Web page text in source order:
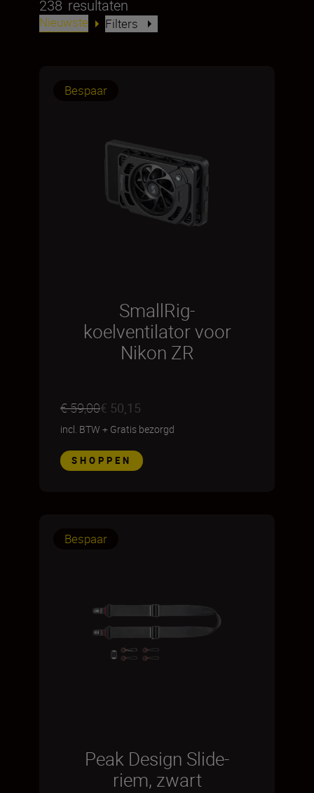
238 resultaten
Nieuwste Filters
Bespaar
SmallRig-
koelventilator voor
Nikon ZR
€ 59,00€ 50,15
incl. BTW + Gratis bezorgd
SHOPPEN
Bespaar
Peak Design Slide-
riem, zwart